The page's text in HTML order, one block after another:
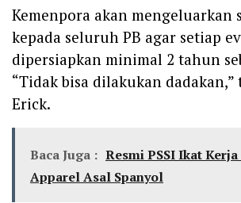
‎Kemenpora akan mengeluarkan
kepada seluruh PB agar setiap
dipersiapkan minimal 2 tahun
“Tidak bisa dilakukan dadakan,”
Erick.
Baca Juga : Resmi PSSI Ikat
Apparel Asal Spanyol